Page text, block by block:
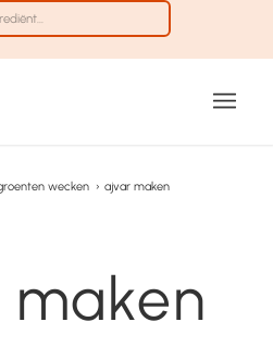
wecken › ajvar maken